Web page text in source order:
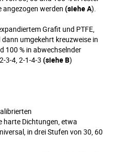
angezogen werden (siehe A).
Grafit und PTFE,
umgekehrt kreuzweise in
100 % in abwechselnder
3-4, 2-1-4-3 (siehe B)
harte Dichtungen, etwa
in drei Stufen von 30, 60